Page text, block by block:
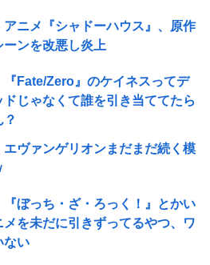
アニメ『シャドーハウス』、原作
ーンを改悪し炎上
『Fate/Zero』のケイネスってデ
ドじゃなくて誰を引き当ててたら
？
エヴァンゲリオンまだまだ続く模
『ぼっち・ざ・ろっく！』とかい
メを未だに引きずってるやつ、ワ
ない